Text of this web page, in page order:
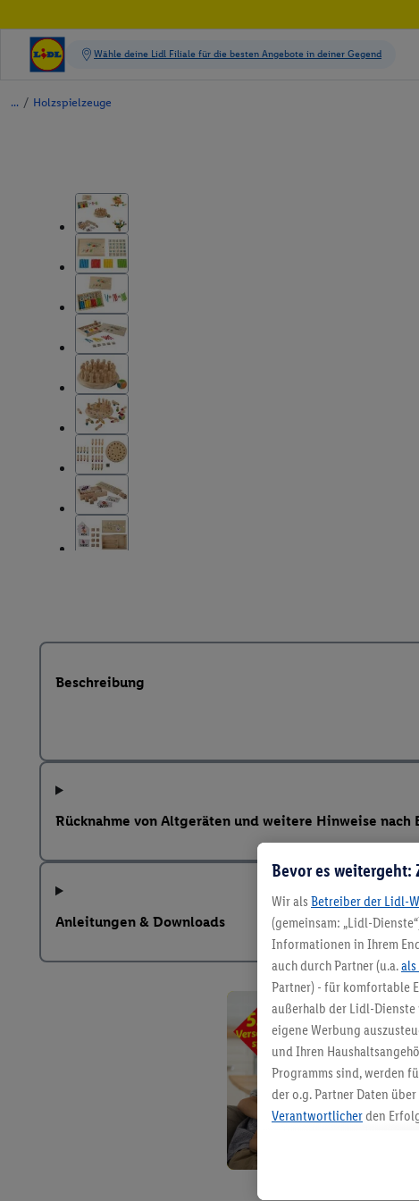
/ Holzspielzeuge
Beschreibung
Rücknahme von Altgeräten und weitere Hinweise nach
Anleitungen & Downloads
Bevor es weitergeht:
Wir als Betreiber der Lidl-
(gemeinsam: „Lidl-
Informationen in Ihrem
auch durch Partner (u.a.als
Partner) - für komfortable
außerhalb der Lidl-
eigene Werbung
und Ihren
Programms sind, werden
der o.g. Partner Daten
Verantwortlicherden
angereicherten Profilen.
Kaufverhalten in den